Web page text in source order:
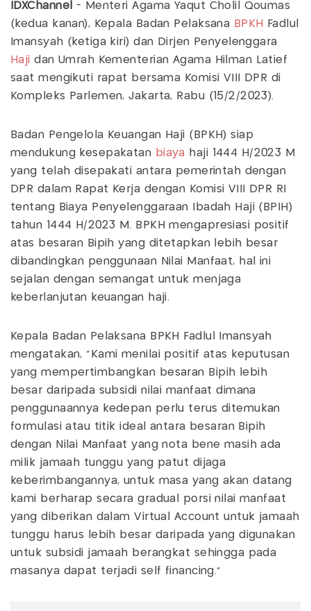
IDXChannel - Menteri Agama Yaqut Cholil Qoumas
(kedua kanan), Kepala Badan Pelaksana BPKH
Fadlul
Imansyah (ketiga kiri) dan Dirjen Penyelenggara
Haji dan Umrah Kementerian Agama Hilman Latief
saat mengikuti rapat bersama Komisi VIII DPR di
Kompleks Parlemen, Jakarta, Rabu (15/2/2023).
Badan Pengelola Keuangan Haji (BPKH) siap
mendukung kesepakatan biaya
haji 1444 H/2023 M
yang telah disepakati antara pemerintah dengan
DPR dalam Rapat Kerja dengan Komisi VIII DPR RI
tentang Biaya Penyelenggaraan Ibadah Haji (BPIH)
tahun 1444 H/2023 M. BPKH mengapresiasi positif
atas besaran Bipih yang ditetapkan lebih besar
dibandingkan penggunaan Nilai Manfaat, hal ini
sejalan dengan semangat untuk menjaga
keberlanjutan keuangan haji.
Kepala Badan Pelaksana BPKH Fadlul Imansyah
mengatakan, “Kami menilai positif atas keputusan
yang mempertimbangkan besaran Bipih lebih
besar daripada subsidi nilai manfaat dimana
penggunaannya kedepan perlu terus ditemukan
formulasi atau titik ideal antara besaran Bipih
dengan Nilai Manfaat yang nota bene masih ada
milik jamaah tunggu yang patut dijaga
keberimbangannya, untuk masa yang akan datang
kami berharap secara gradual porsi nilai manfaat
yang diberikan dalam Virtual Account untuk jamaah
tunggu harus lebih besar daripada yang digunakan
untuk subsidi jamaah berangkat sehingga pada
masanya dapat terjadi self financing.”